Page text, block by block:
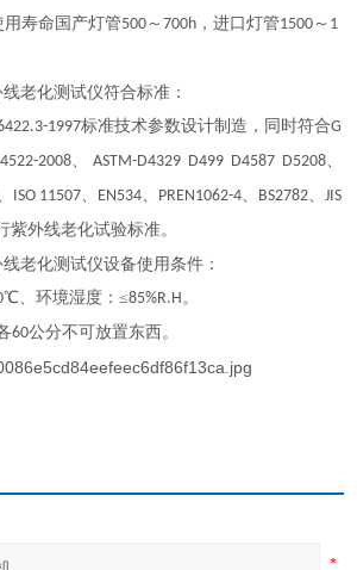
寿命国产灯管500 ～700h ，进口灯管1500 ～ 1
老化测试仪符合标准：
1997标准技术参数设计制造，同时符合G
2008、ASTM-D4329 D499 D4587 D5208、
ISO 11507、 EN534、 PREN1062-4、 BS2782、JIS
紫外线老化试验标准。
老化测试仪设备使用条件：
℃、环境湿度：≤85%R.H。
60公分不可放置东西。